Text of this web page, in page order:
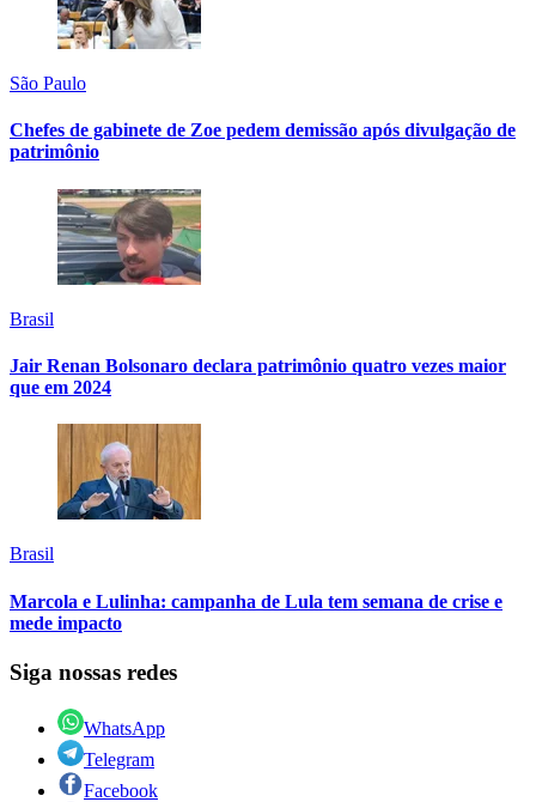
São Paulo
Chefes de gabinete de Zoe pedem demissão após divulgação de
patrimônio
Brasil
Jair Renan Bolsonaro declara patrimônio quatro vezes maior
que em 2024
Brasil
Marcola e Lulinha: campanha de Lula tem semana de crise e
mede impacto
Siga nossas redes
WhatsApp
Telegram
Facebook